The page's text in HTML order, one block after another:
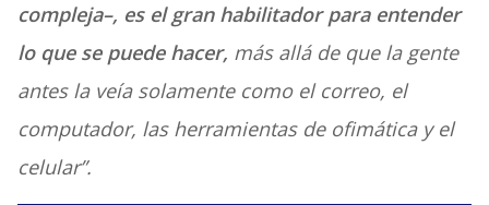
compleja–, es el gran habilitador para entender
lo que se puede hacer, más allá de que la gente
antes la veía solamente como el correo, el
computador, las herramientas de ofimática y el
celular”.